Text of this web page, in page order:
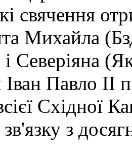
свячення
Михайла
і Северіяна
Павло ІІ
Східної
з